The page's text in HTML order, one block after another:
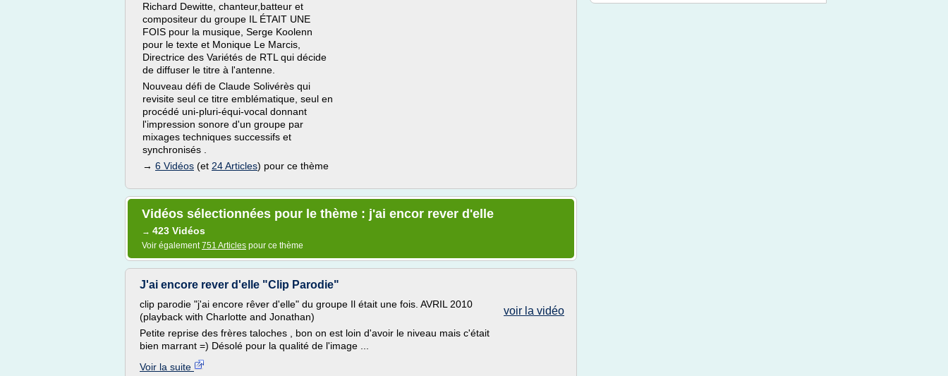
Richard Dewitte, chanteur,batteur et
compositeur du groupe IL ÉTAIT UNE
FOIS pour la musique, Serge Koolenn
pour le texte et Monique Le Marcis,
Directrice des Variétés de RTL qui décide
de diffuser le titre à l'antenne.
Nouveau défi de Claude Solivérès qui
revisite seul ce titre emblématique, seul en
procédé uni-pluri-équi-vocal donnant
l'impression sonore d'un groupe par
mixages techniques successifs et
synchronisés .
→ 6 Vidéos (et 24 Articles) pour ce thème
Vidéos sélectionnées pour le thème : j'ai encor rever d'elle
→ 423 Vidéos
Voir également751 Articles pour ce thème
J'ai encore rever d'elle "Clip Parodie"
voir la vidéo
clip parodie "j'ai encore rêver d'elle" du groupe Il était une fois. AVRIL 2010
(playback with Charlotte and Jonathan)
Petite reprise des frères taloches , bon on est loin d'avoir le niveau mais c'était
bien marrant =) Désolé pour la qualité de l'image ...
Voir la suite